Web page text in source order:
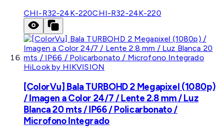
CHI-R32-24K-220CHI-R32-24K-220
HiLook by HIKVISION
[ColorVu] Bala TURBOHD 2 Megapixel (1080p)
/ Imagen a Color 24/7 / Lente 2.8 mm / Luz
Blanca 20 mts / IP66 / Policarbonato /
Microfono Integrado